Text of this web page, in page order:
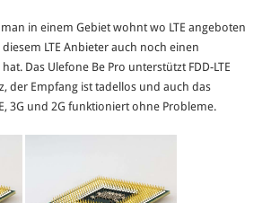
in einem Gebiet wohnt wo LTE angeboten
LTE Anbieter auch noch einen
Das Ulefone Be Pro unterstützt FDD-LTE
der Empfang ist tadellos und auch das
3G und 2G funktioniert ohne Probleme.